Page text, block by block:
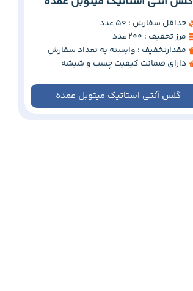
حداقل سفارش : 50 عدد
مرز تخفیف : 200 عدد
مقدارتخفیف : وابسته به تعداد سفارش
دارای ضمانت کیفیت چسب و شیشه
گلس آنتی استاتیک میتوبل عمده